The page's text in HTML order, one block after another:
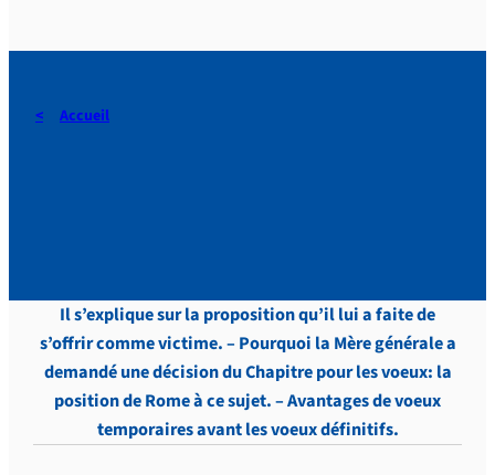
Accueil
Il s’explique sur la proposition qu’il lui a faite de
s’offrir comme victime. – Pourquoi la Mère générale a
demandé une décision du Chapitre pour les voeux: la
position de Rome à ce sujet. – Avantages de voeux
temporaires avant les voeux définitifs.